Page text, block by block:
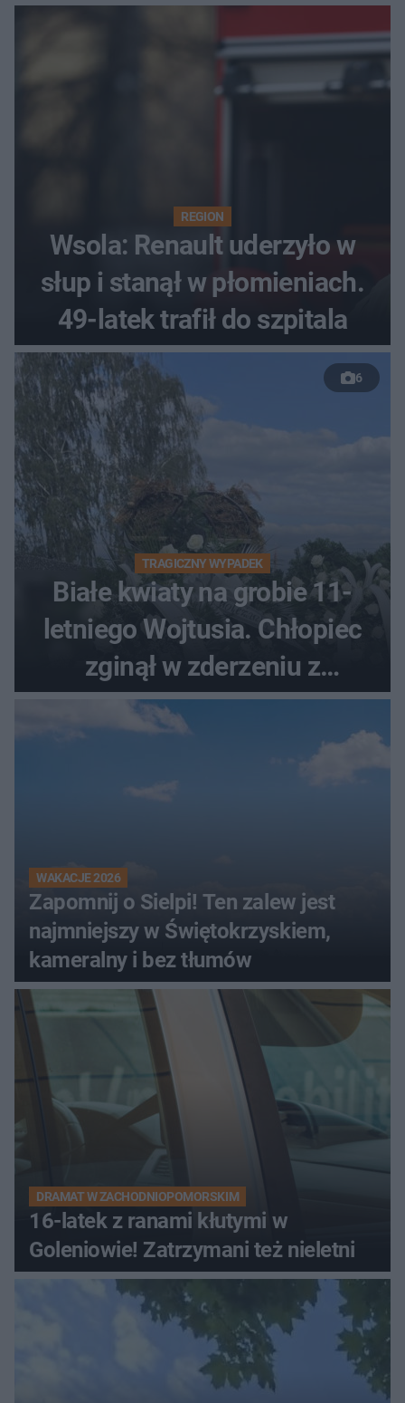
REGION
Wsola: Renault uderzyło w
słup i stanął w płomieniach.
49-latek trafił do szpitala
6
TRAGICZNY WYPADEK
Białe kwiaty na grobie 11-
letniego Wojtusia. Chłopiec
zginął w zderzeniu z
kombajnem
WAKACJE 2026
Zapomnij o Sielpi! Ten zalew jest
najmniejszy w Świętokrzyskiem,
kameralny i bez tłumów
DRAMAT W ZACHODNIOPOMORSKIM
16-latek z ranami kłutymi w
Goleniowie! Zatrzymani też nieletni